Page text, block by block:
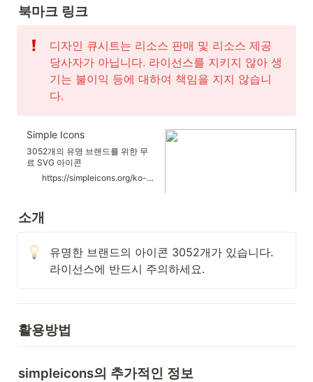
북마크 링크
디자인 큐시트는 리소스 판매 및 리소스 제공
당사자가 아닙니다. 라이선스를 지키지 않아 생
기는 불이익 등에 대하여 책임을 지지 않습니
다.
Simple Icons
3052개의 유명 브랜드를 위한 무
료 SVG 아이콘
https://simpleicons.org/ko-KR/
소개
유명한 브랜드의 아이콘 3052개가 있습니다.
라이선스에 반드시 주의하세요.
활용방법
simpleicons의 추가적인 정보